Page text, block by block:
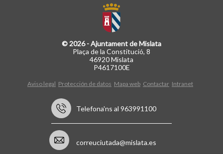
© 2026 - Ajuntament de Mislata
Plaça de la Constitució, 8
46920 Mislata
P4617100E
Aviso legal Protección de datos Mapa web Contactar Intranet
Telefona'ns al 963991100
correuciutada@mislata.es